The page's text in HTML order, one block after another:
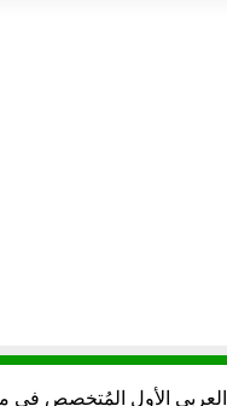
العربي الأول المُتخصص في